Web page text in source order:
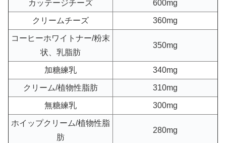
カッテージチーズ 600mg
クリームチーズ 360mg
コーヒーホワイトナー/粉末
状、乳脂肪
350mg
加糖練乳 340mg
クリーム/植物性脂肪 310mg
無糖練乳 300mg
ホイップクリーム/植物性脂
肪
280mg